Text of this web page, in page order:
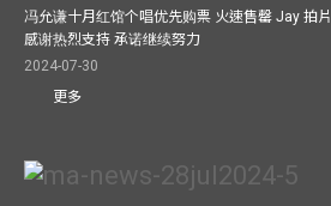
冯允谦十月红馆个唱优先购票 火速售罄 Jay 拍片
感谢热烈支持 承诺继续努力
2024-07-30
更多